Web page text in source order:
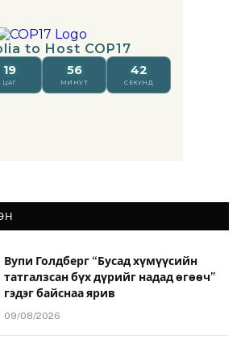
Вупи Голдберг “Бусад хүмүүсийн
татгалзсан бүх дүрийг надад өгөөч”
гэдэг байснаа ярив
09/08/2026